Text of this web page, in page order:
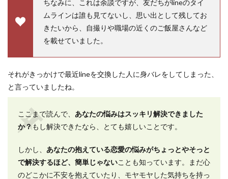
ちなみに、これは余談ですが、友だちがlineのタイ
ムラインは誰も見てないし、思い出として残してお
きたいから、自撮りや職場の近くのご飯屋さんなど
を載せていました。
それがきっかけで最近lineを交換した人に身バレをしてしまった、
と言っていましたね。
ここまで読んで、 あなたの悩みはスッキリ解決できました
か？ もし解決できたなら、とても嬉しいことです。
しかし、 あなたの抱えている恋愛の悩みがちょっとやそっと
で解決するほど、簡単じゃないことも知っています。まだ心
のどこかに不安を抱えていたり、モヤモヤした気持ちを持っ